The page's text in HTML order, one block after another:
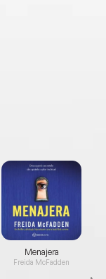
Menajera
Freida McFadden